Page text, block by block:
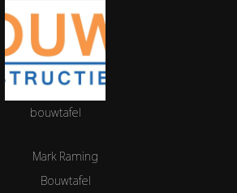
bouwtafel
Mark Raming
Bouwtafel